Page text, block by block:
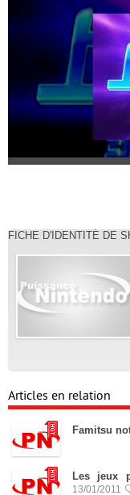
FICHE D'IDENTITÉ DE
Articles en relation
Famitsu
Les jeux
13/01/2011